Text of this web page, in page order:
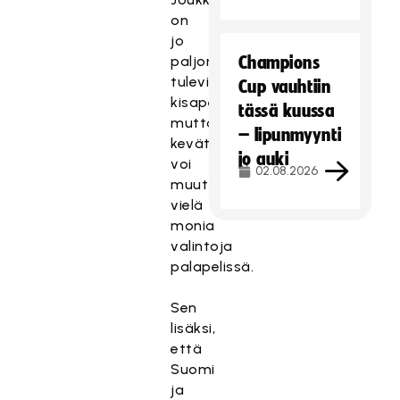
on
jo
paljon
tulevia
kisapelaajia,
mutta
kevät
voi
muuttaa
vielä
monia
valintoja
palapelissä.
Sen
lisäksi,
että
Suomi
ja
Champions
Cup vauhtiin
tässä kuussa
– lipunmyynti
jo auki
02.08.2026